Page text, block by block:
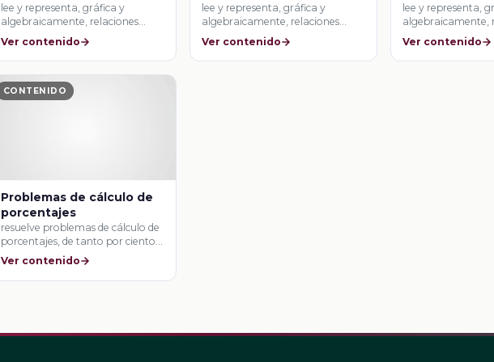
lee y representa, gráfica y
algebraicamente, relaciones
lineales y cuadráticas.
Ver contenido
lee y representa, gráfica y
algebraicamente, relaciones
lineales y cuadráticas.
Ver contenido
lee y representa,
algebraicamente,
lineales y
Ver contenido
CONTENIDO
Problemas de cálculo de
porcentajes
resuelve problemas de cálculo de
porcentajes, de tanto por ciento y
de …
Ver contenido